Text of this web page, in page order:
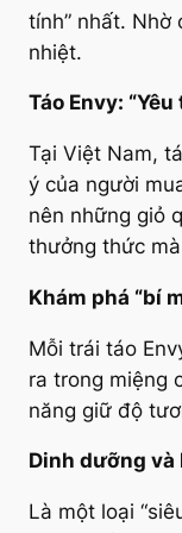
tính” nhất.
nhiệt.
Táo Envy:
Tại Việt Nam,
ý của người
nên những giỏ
thưởng thức
Khám phá “bí
Mỗi trái táo
ra trong miệng
năng giữ độ
Dinh dưỡng
Là một loại